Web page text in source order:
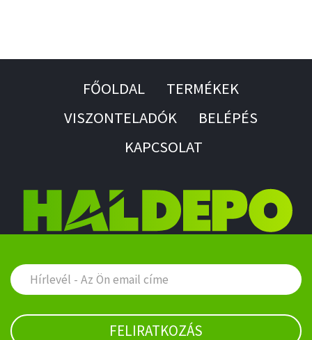
FŐOLDAL
TERMÉKEK
VISZONTELADÓK
BELÉPÉS
KAPCSOLAT
FELIRATKOZÁS